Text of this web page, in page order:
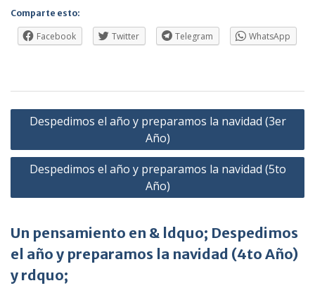
Comparte esto:
Facebook Twitter Telegram WhatsApp
Navegación
entradas
Despedimos el año y preparamos la navidad (3er
Año)
Despedimos el año y preparamos la navidad (5to
Año)
Un pensamiento en & ldquo; Despedimos
el año y preparamos la navidad (4to Año)
y rdquo;